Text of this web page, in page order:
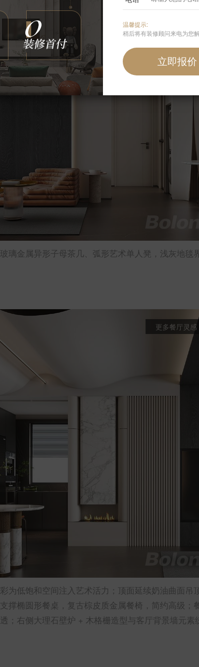
璃金属异形子母茶几、弧形艺术单人凳，浅灰地毯
更多餐厅灵感
为低饱和空间注入艺术活力；顶面延续奶油曲面吊
撑椭圆形餐桌，复古棕皮质金属餐椅，简约高级；
；右侧大理石壁炉 + 木格栅造型与客厅背景墙元素
温馨提示:
稍后将有装修顾问来电为您